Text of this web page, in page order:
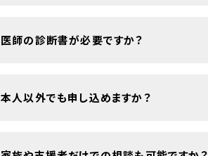
医師の診断書が必要ですか？
本人以外でも申し込めますか？